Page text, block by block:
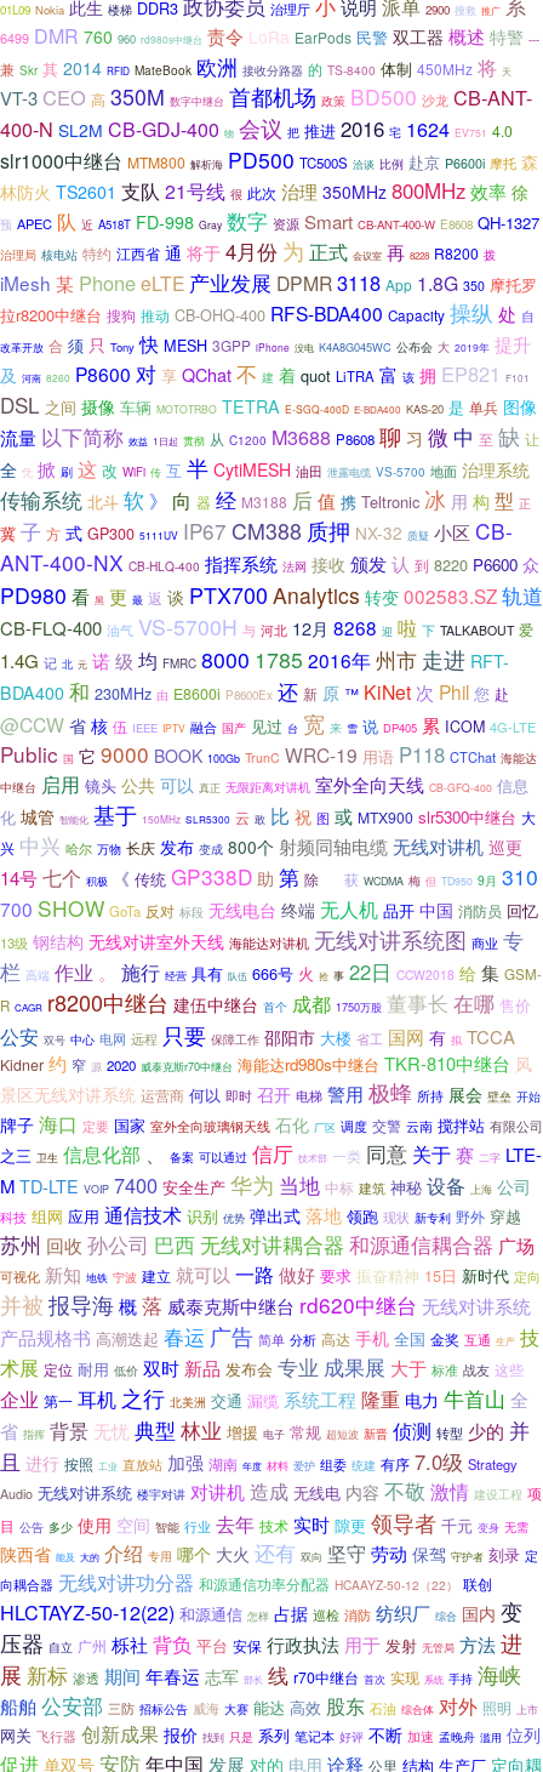
01L09 Nokia 此生 楼梯 DDR3 政协委员 治理厅 小说明 派单 2900 搜救 推广 系
6499 DMR 760 960 rd980s中继台 责令 LoRa EarPods 民警 双工器 概述 特警 ---
兼 Skr 其 2014 RFID MateBook 欧洲 接收分路器 的 TS-8400 体制 450MHz 将 天
VT-3 CEO 高 350M 数字中继台 首都机场 政策 BD500 沙龙 CB-ANT-
400-N SL2M CB-GDJ-400 物 会议 把 推进 2016 宅 1624 EV751 4.0
slr1000中继台 MTM800 解析海 PD500 TC500S 洽谈 比例 赴京 P6600i 摩托 森
林防火 TS2601 支队 21号线 很 此次 治理 350MHz 800MHz效率徐
预 APEC 队 近 A518T FD-998 Gray 数字 资源 Smart CB-ANT-400-W E8608 QH-1327
治理局 核电站 特约 江西省 通 将于 4月份 为 正式 会议室 再 8228 R8200 拨
iMesh 某 PhoneeLTE 产业发展 DPMR3118 App 1.8G 350 摩托罗
拉r8200中继台 搜狗 推动 CB-OHQ-400 RFS-BDA400 Capacity 操纵 处 自
改革开放 合 须 只 Tony 快 MESH 3GPP iPhone 没电 K4A8G045WC 公布会 大 2019年 提升
及 河南 8260 P8600 对 享 QChat不 建 着 quot LiTRA 富 该 拥 EP821 F101
DSL 之间 摄像 车辆 MOTOTRBO TETRA E-SGQ-400D E-BDA400 KAS-20 是 单兵 图像
流量 以下简称 效益 1日起 贯彻 从 C1200 M3688 P8608 聊 习 微 中 至 缺 让
全 凭 掀 刷 这 改 WiFi 传 互 半 CytiMESH 油田 泄露电缆 VS-5700 地面 治理系统
传输系统 北斗 软 》 向 器 经 M3188 后值 携 Teltronic 冰 用 构 型 正
冀 子 方 式 GP300 5111UV IP67 CM388 质押 NX-32 质疑 小区 CB-
ANT-400-NX CB-HLQ-400 指挥系统 法网 接收 颁发认 到 8220 P6600 众
PD980 看 黑 更 最 返 谈 PTX700 Analytics 转变 002583.SZ轨道
CB-FLQ-400 油气 VS-5700H 与 河北 12月 8268 迎 啦 下 TALKABOUT 爱
1.4G 记 北 元 诺级 均 FMRC 8000 1785 2016年州市 走进 RFT-
BDA400 和 230MHz 由 E8600i P8600Ex 还 新 原 ™ KiNet 次 Phil 您 赴
@CCW 省 核 伍 IEEE IPTV 融合 国产 见过 台 宽 来 雪 说 DP405 累 ICOM 4G-LTE
Public 国 它 9000 BOOK 100Gb TrunC WRC-19 用语 P118 CTChat 海能达
中继台 启用 镜头 公共 可以 真正 无限距离对讲机 室外全向天线 CB-GFQ-400 信息
化 城管 智能化 基于 150MHz SLR5300 云 敢 比 祝 图 或 MTX900 slr5300中继台 大
兴 中兴 哈尔 万物 长庆 发布 变成 800个 射频同轴电缆无线对讲机 巡更
14号七个 积极 《 传统 GP338D 助 第 除 获 WCDMA 梅 但 TD950 9月 310
700 SHOW GoTa 反对 标段 无线电台 终端 无人机 品开 中国 消防员 回忆
13级 钢结构 无线对讲室外天线 海能达对讲机 无线对讲系统图 商业 专
栏 高端 作业 。 施行 经营 具有 队伍 666号 火 抢 事 22日 CCW2018 给 集 GSM-
R CAGR r8200中继台 建伍中继台 首个 成都 1750万股 董事长 在哪 售价
公安 双号 中心 电网 远程 只要 保障工作 邵阳市 大楼 省工 国网 有 拟 TCCA
Kidner 约 窄 源 2020 威泰克斯r70中继台 海能达rd980s中继台 TKR-810中继台 风
景区无线对讲系统 运营商 何以 即时 召开 电梯 警用 极蜂 所持 展会 壁垒 开始
牌子 海口 定要 国家 室外全向玻璃钢天线 石化 厂区 调度 交警 云南 搅拌站 有限公司
之三 卫生 信息化部 、 备案 可以通过 信厅 技术部 一类 同意 关于赛 二字 LTE-
MTD-LTE VOIP 7400 安全生产 华为 当地 中标 建筑 神秘 设备 上海 公司
科技 组网 应用 通信技术 识别 优势 弹出式落地 领跑 现状 新专利 野外 穿越
苏州 回收 孙公司 巴西无线对讲耦合器 和源通信耦合器 广场
可视化 新知 地铁 宁波 建立 就可以 一路 做好 要求 振奋精神 15日 新时代 定向
并被 报导海概落 威泰克斯中继台 rd620中继台 无线对讲系统
产品规格书 高潮迭起 春运 广告 简单 分析 高达 手机 全国 金奖 互通 生产 技
术展 定位 耐用 低价 双时 新品 发布会 专业 成果展 大于 标准 战友 这些
企业 第一 耳机 之行 北美洲 交通 漏缆 系统工程 隆重 电力 牛首山 全
省 指挥 背景 无忧典型 林业 增援 电子 常规 超短波 新晋 侦测 转型 少的 并
且 进行 按照 工业 直放站 加强 湖南 年度 材料 爱护 组委 统建 有序 7.0级 Strategy
Audio 无线对讲系统 楼宇对讲 对讲机造成 无线电 内容 不敬 激情 建设工程 项
目 公告 多少 使用 空间 智能 行业 去年 技术 实时 隙更 领导者 千元 变身 无需
陕西省 能及 大的 介绍 专用 哪个 大火 还有 双向 坚守 劳动 保驾 守护者 刻录 定
向耦合器 无线对讲功分器 和源通信功率分配器 HCAAYZ-50-12（22） 联创
HLCTAYZ-50-12(22) 和源通信 怎样 占据 巡检 消防 纺织厂 综合 国内 变
压器 自立 广州 栎社 背负 平台 安保 行政执法 用于 发射 无管局 方法进
展 新标 渗透 期间 年春运 志军 部长 线 r70中继台 首次 实现 系统 手持 海峡
船舶 公安部 三防 招标公告 威海 大赛 能达 高效 股东 石油 综合体 对外 照明 上市
网关 飞行器 创新成果 报价 找到 只是 系列 笔记本 好评 不断 加速 孟晚舟 滥用 位列
促进 单双号 安防年中国 发展 对的 电用 诠释 公里 结构 生产厂 定向耦